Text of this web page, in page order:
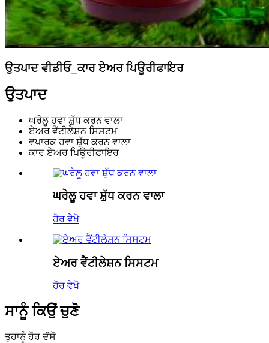
ਉਤਪਾਦ ਵੀਡੀਓ_ਕਾਰ ਏਅਰ ਪਿਊਰੀਫਾਇਰ
ਉਤਪਾਦ
ਘਰੇਲੂ ਹਵਾ ਸ਼ੁੱਧ ਕਰਨ ਵਾਲਾ
ਏਅਰ ਵੈਂਟੀਲੇਸ਼ਨ ਸਿਸਟਮ
ਵਪਾਰਕ ਹਵਾ ਸ਼ੁੱਧ ਕਰਨ ਵਾਲਾ
ਕਾਰ ਏਅਰ ਪਿਊਰੀਫਾਇਰ
ਘਰੇਲੂ ਹਵਾ ਸ਼ੁੱਧ ਕਰਨ ਵਾਲਾ
ਹੋਰ ਵੇਖੋ
ਏਅਰ ਵੈਂਟੀਲੇਸ਼ਨ ਸਿਸਟਮ
ਹੋਰ ਵੇਖੋ
ਸਾਨੂੰ ਕਿਉਂ ਚੁਣੋ
ਤੁਹਾਨੂੰ ਹੋਰ ਦੱਸੋ